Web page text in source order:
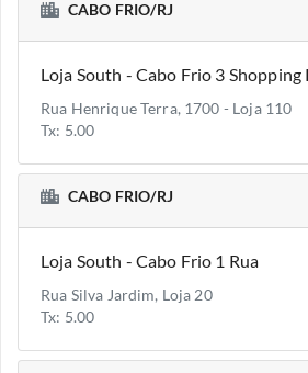
CABO FRIO/RJ
Loja South - Cabo Frio 3 Shopping
Rua Henrique Terra, 1700 - Loja 110
Tx: 5.00
CABO FRIO/RJ
Loja South - Cabo Frio 1 Rua
Rua Silva Jardim, Loja 20
Tx: 5.00